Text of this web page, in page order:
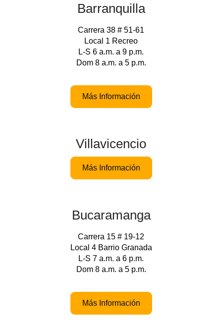
Barranquilla
Carrera 38 # 51-61
Local 1 Recreo
L-S 6 a.m. a 9 p.m.
Dom 8 a.m. a 5 p.m.
Más Información
Villavicencio
Más Información
Bucaramanga
Carrera 15 # 19-12
Local 4 Barrio Granada
L-S 7 a.m. a 6 p.m.
Dom 8 a.m. a 5 p.m.
Más Información